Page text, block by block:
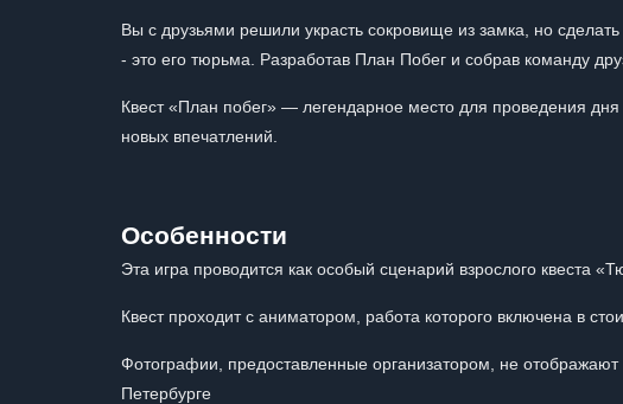
Вы с друзьями решили украсть сокровище из замка, но
- это его тюрьма. Разработав План Побег и собрав команду
Квест «План побег» — легендарное место для проведения
новых впечатлений.
Особенности
Эта игра проводится как особый сценарий взрослого квеста
Квест проходит с аниматором, работа которого включена в
Фотографии, предоставленные организатором, не
Петербурге